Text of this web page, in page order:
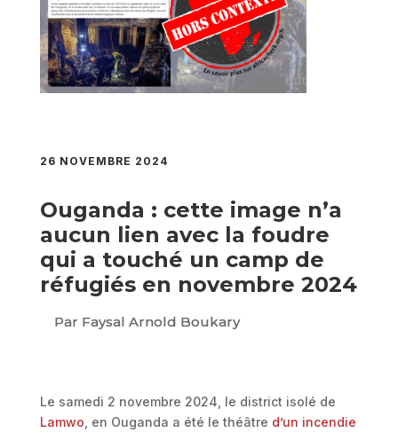
26 NOVEMBRE 2024
Ouganda : cette image n’a
aucun lien avec la foudre
qui a touché un camp de
réfugiés en novembre 2024
Par Faysal Arnold Boukary
Le samedi 2 novembre 2024, le district isolé de
Lamwo , en Ouganda a été le théâtre d’un incendie